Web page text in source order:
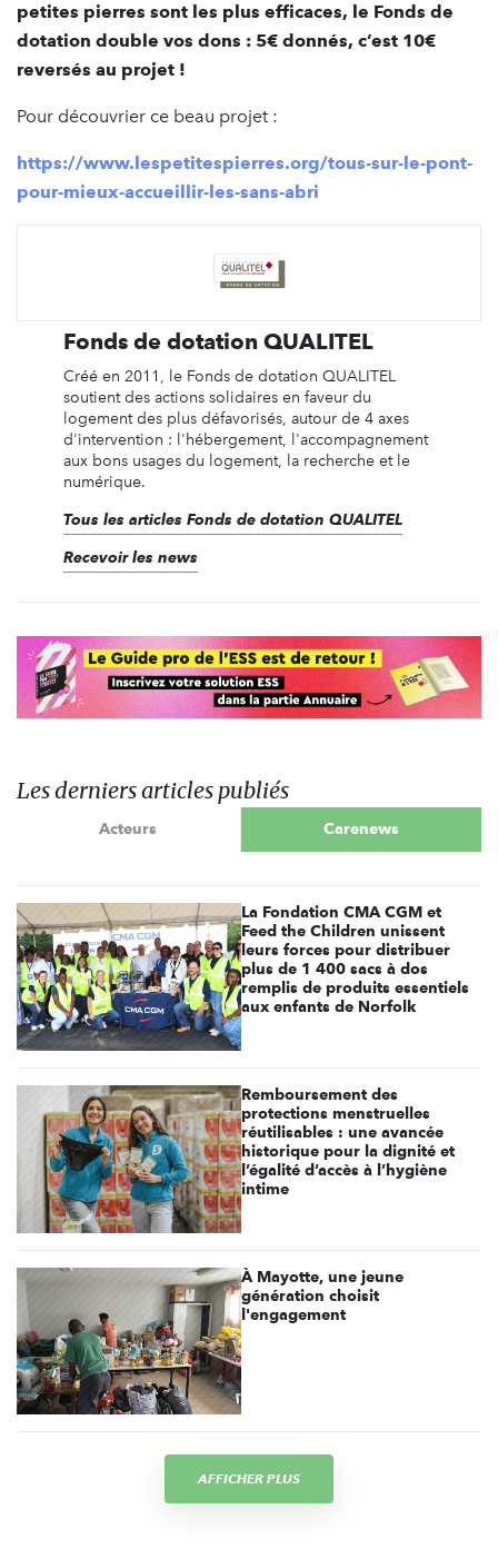
petites pierres sont les plus efficaces, le Fonds de
dotation double vos dons : 5€ donnés, c’est 10€
reversés au projet !
Pour découvrier ce beau projet :
https://www.lespetitespierres.org/tous-sur-le-pont-
pour-mieux-accueillir-les-sans-abri
Fonds de dotation QUALITEL
Créé en 2011, le Fonds de dotation QUALITEL
soutient des actions solidaires en faveur du
logement des plus défavorisés, autour de 4 axes
d'intervention : l'hébergement, l'accompagnement
aux bons usages du logement, la recherche et le
numérique.
Tous les articles Fonds de dotation QUALITEL
Recevoir les news
Les derniers articles publiés
Acteurs Carenews
La Fondation CMA CGM et
Feed the Children unissent
leurs forces pour distribuer
plus de 1 400 sacs à dos
remplis de produits essentiels
aux enfants de Norfolk
Remboursement des
protections menstruelles
réutilisables : une avancée
historique pour la dignité et
l’égalité d’accès à l’hygiène
intime
À Mayotte, une jeune
génération choisit
l'engagement
AFFICHER PLUS